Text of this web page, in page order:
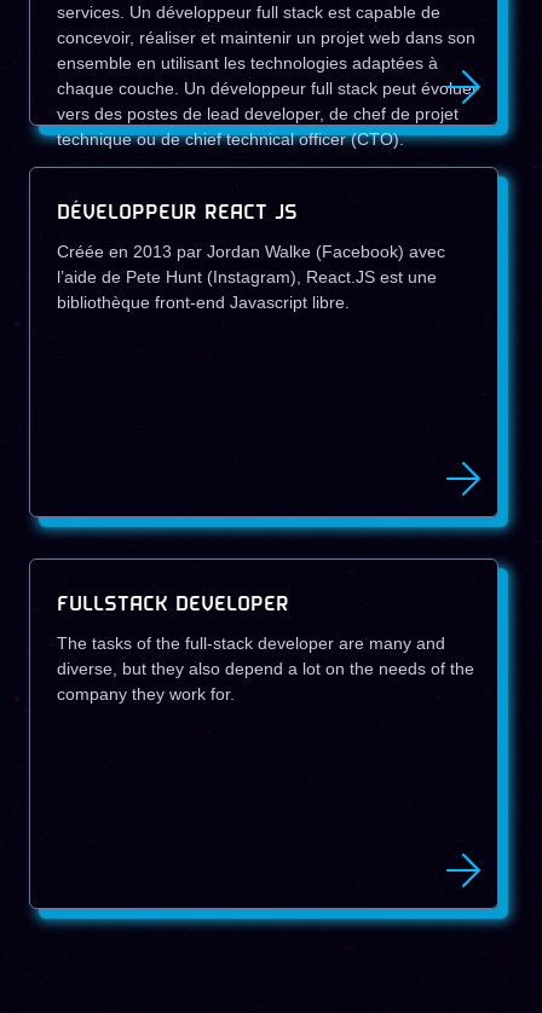
services. Un développeur full stack est capable de
concevoir, réaliser et maintenir un projet web dans son
ensemble en utilisant les technologies adaptées à
chaque couche. Un développeur full stack peut évoluer
vers des postes de lead developer, de chef de projet
technique ou de chief technical officer (CTO).
DÉVELOPPEUR REACT JS
Créée en 2013 par Jordan Walke (Facebook) avec
l’aide de Pete Hunt (Instagram), React.JS est une
bibliothèque front-end Javascript libre.
FULLSTACK DEVELOPER
The tasks of the full-stack developer are many and
diverse, but they also depend a lot on the needs of the
company they work for.